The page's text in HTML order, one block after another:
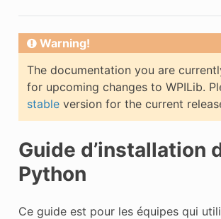
Warning!
The documentation you are
for upcoming changes to WPILib.
stableversion for the current
Guide d’installation
Python
Ce guide est pour les équipes qui